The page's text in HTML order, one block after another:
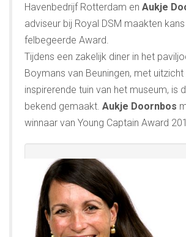
Havenbedrijf Rotterdam en Aukje
adviseur bij Royal DSM maakten
felbegeerde Award.
Tijdens een zakelijk diner in het
Boymans van Beuningen, met
inspirerende tuin van het museum, is
bekend gemaakt. Aukje Doornbos
winnaar van Young Captain Award